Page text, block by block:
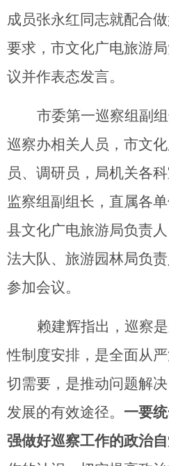
成员张永红同志就配合
要求，市文化广电旅游
议并作表态发言。
市委第一巡察组副
巡察办相关人员， 市文
员、调研员，局机关各
监察组副组长，直属各
县文化广电旅游局负责
法大队、旅游园林局负责
参加会议。
赖建辉指出， 巡察
性制度安排，是全面从
切需要，是推动问题解
发展的有效途径。 一要
强做好巡察工作的政治自